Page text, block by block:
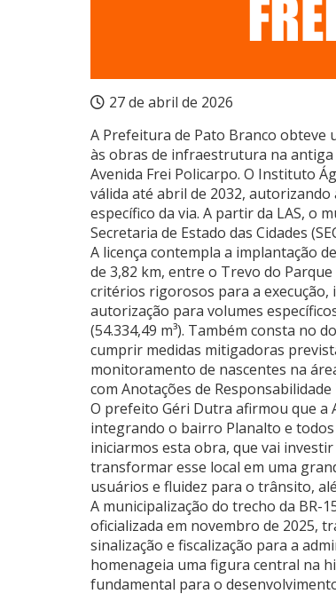
27 de abril de 2026
A Prefeitura de Pato Branco
às obras de infraestrutura na
Avenida Frei Policarpo. O Instituto
válida até abril de 2032,
específico da via. A partir da LAS, o
Secretaria de Estado das Cidades
A licença contempla a implantação
de 3,82 km, entre o Trevo do
critérios rigorosos para a
autorização para volumes
(54.334,49 m³). Também consta no
cumprir medidas mitigadoras
monitoramento de nascentes na
com Anotações de Responsabilidade
O prefeito Géri Dutra afirmou que a
integrando o bairro Planalto e
iniciarmos esta obra, que vai
transformar esse local em uma
usuários e fluidez para o trânsito,
A municipalização do trecho da BR-
oficializada em novembro de 2025,
sinalização e fiscalização para a
homenageia uma figura central na
fundamental para o